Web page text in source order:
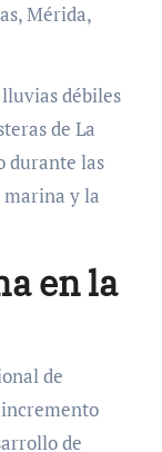
Mérida,
débiles
de La
durante las
y la
en la
de
de